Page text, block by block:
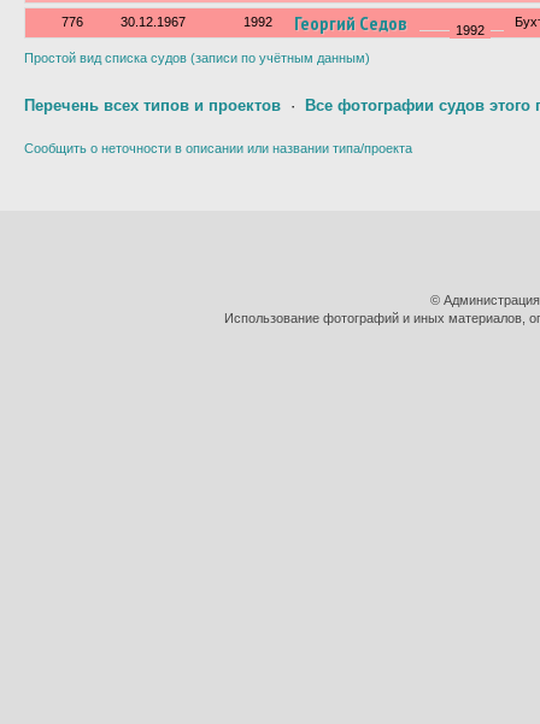
776 30.12.1967 1992 Георгий Седов 1992
Простой вид списка судов (записи по учётным данным)
Перечень всех типов и проектов · Все фотографии судов этого
Сообщить о неточности в описании или названии типа/проекта
©
Использование фотографий и иных материалов,